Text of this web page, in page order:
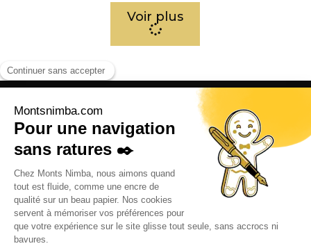
Voir plus
Adresse:
R. Paul Langevin, Abidjan, Côte d’Ivoire
Contact:
+225 07 57 43 3963
contact@montsnimba.com